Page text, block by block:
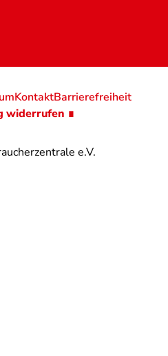
e.V.
KontaktBarrierefreiheit
widerrufen ∎